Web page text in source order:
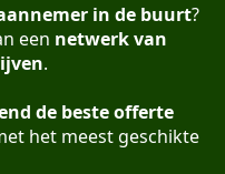
in de buurt?
een netwerk van
.
de beste offerte
het meest geschikte